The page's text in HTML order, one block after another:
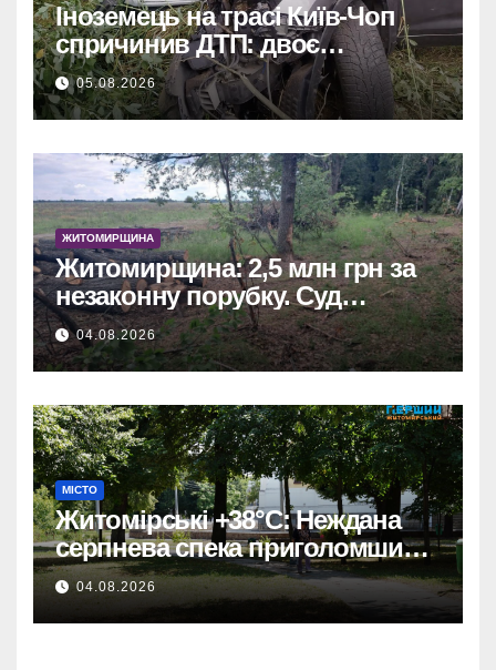
Іноземець на трасі Київ-Чоп
спричинив ДТП: двоє
постраждалих у лікарні.
05.08.2026
ЖИТОМИРЩИНА
Житомирщина: 2,5 млн грн за
незаконну порубку. Суд
зобов’язав сільраду
відшкодувати збитки.
04.08.2026
МІСТО
Житомірські +38°C: Неждана
серпнева спека приголомшила
місто
04.08.2026